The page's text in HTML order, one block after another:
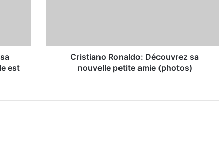
est
Cristiano Ronaldo: Découvrez sa
nouvelle petite amie (photos)